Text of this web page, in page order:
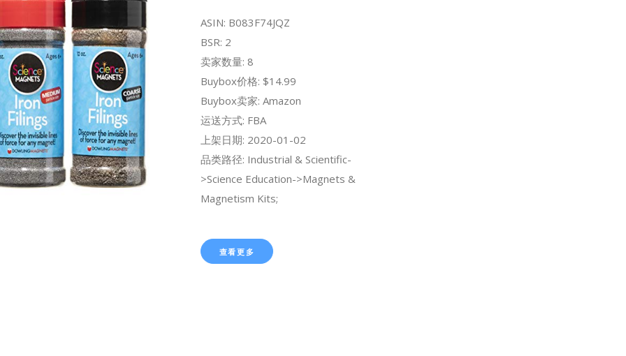
ASIN: B083F74JQZ
BSR: 2
卖家数量: 8
Buybox价格: $14.99
Buybox卖家: Amazon
运送方式: FBA
上架日期: 2020-01-02
品类路径: Industrial & Scientific-
>Science Education->Magnets &
Magnetism Kits;
查看更多